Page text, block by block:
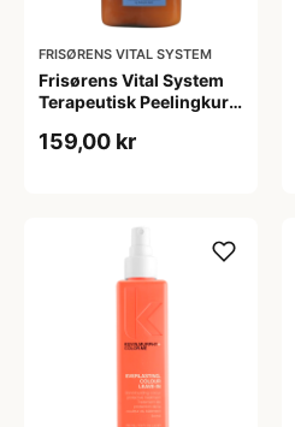
FRISØRENS VITAL SYSTEM
Frisørens Vital System
Terapeutisk Peelingkur
159,00 kr